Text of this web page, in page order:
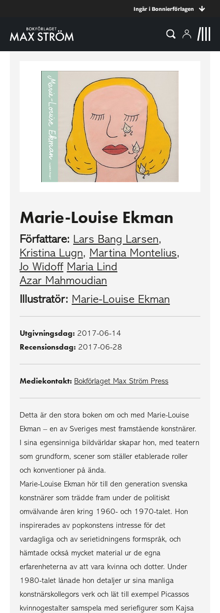
Ingår i Bonnierförlagen
Marie-Louise Ekman
Författare: Lars Bang Larsen,
Kristina Lugn, Martina Montelius,
Jo Widoff Maria Lind
Azar Mahmoudian
Illustratör: Marie-Louise Ekman
Utgivningsdag: 2017-06-14
Recensionsdag: 2017-06-28
Mediekontakt: Bokförlaget Max Ström Press
Detta är den stora boken om och med Marie-Louise
Ekman – en av Sveriges mest framstående konstnärer.
I sina egensinniga bildvärldar skapar hon, med teatern
som grundform, scener som ställer etablerade roller
och konventioner på ända.
Marie-Louise Ekman hör till den generation svenska
konstnärer som trädde fram under de politiskt
omvälvande åren kring 1960- och 1970-talet. Hon
inspirerades av popkonstens intresse för det
vardagliga och av serietidningens formspråk, och
hämtade också mycket material ur de egna
erfarenheterna av att vara kvinna och dotter. Under
1980-talet lånade hon detaljer ur sina manliga
konstnärskollegors verk och lät till exempel Picassos
kvinnogestalter samspela med seriefigurer som Kajsa